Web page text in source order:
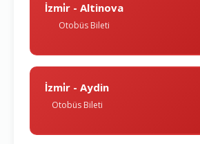
İzmi̇r - Altinova
Otobüs Bileti
İzmi̇r - Aydin
Otobüs Bileti